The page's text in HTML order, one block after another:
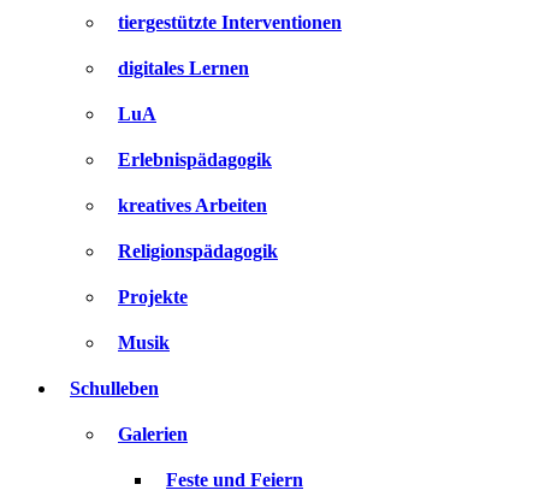
tiergestützte Interventionen
digitales Lernen
LuA
Erlebnispädagogik
kreatives Arbeiten
Religionspädagogik
Projekte
Musik
Schulleben
Galerien
Feste und Feiern